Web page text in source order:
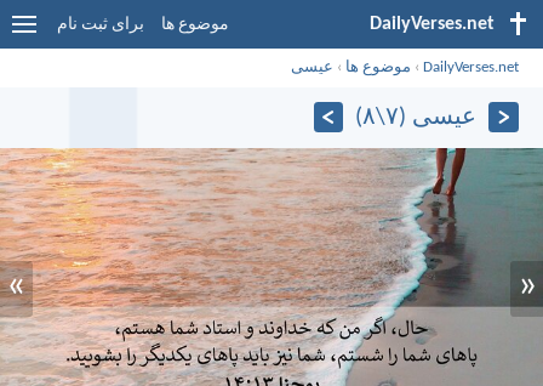
DailyVerses.net موضوع ها برای ثبت نام
DailyVerses.net
› موضوع ها › عیسی
عیسی (۷\۸)
«
»